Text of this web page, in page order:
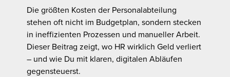
Die größten Kosten der Personalabteilung
stehen oft nicht im Budgetplan, sondern stecken
in ineffizienten Prozessen und manueller Arbeit.
Dieser Beitrag zeigt, wo HR wirklich Geld verliert
– und wie Du mit klaren, digitalen Abläufen
gegensteuerst.